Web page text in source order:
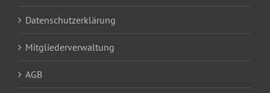
Datenschutzerklärung
Mitgliederverwaltung
AGB